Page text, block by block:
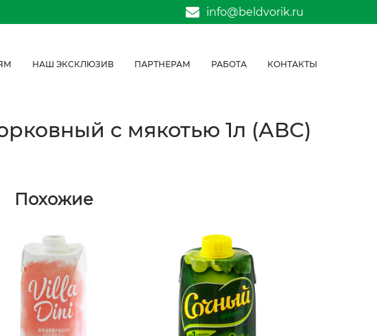
info@beldvorik.ru
НАШ ЭКСКЛЮЗИВ ПАРТНЕРАМ РАБОТА КОНТАКТЫ
с мякотью 1л (АВС)
Похожие